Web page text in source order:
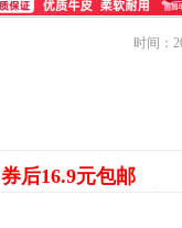
时间：
券后16.9元包邮